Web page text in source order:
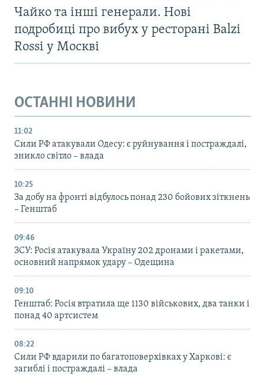
Чайко та інші генерали. Нові
подробиці про вибух у ресторані Balzi
Rossi у Москві
ОСТАННІ НОВИНИ
11:02
Сили РФ атакували Одесу: є руйнування і постраждалі,
зникло світло – влада
10:25
За добу на фронті відбулось понад 230 бойових зіткнень
– Генштаб
09:46
ЗСУ: Росія атакувала Україну 202 дронами і ракетами,
основний напрямок удару – Одещина
09:10
Генштаб: Росія втратила ще 1130 військових, два танки і
понад 40 артсистем
08:22
Сили РФ вдарили по багатоповерхівках у Харкові: є
загиблі і постраждалі – влада